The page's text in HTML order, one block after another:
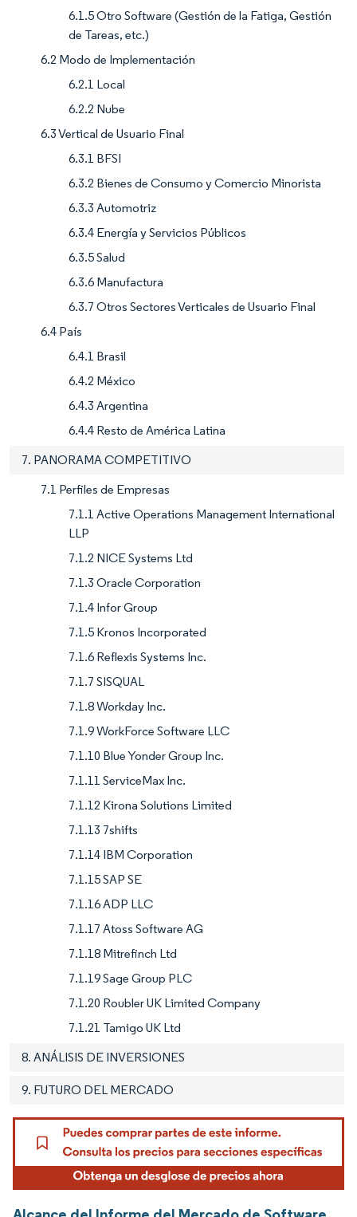
6.1.5 Otro Software (Gestión de la Fatiga, Gestión
de Tareas, etc.)
6.2 Modo de Implementación
6.2.1 Local
6.2.2 Nube
6.3 Vertical de Usuario Final
6.3.1 BFSI
6.3.2 Bienes de Consumo y Comercio Minorista
6.3.3 Automotriz
6.3.4 Energía y Servicios Públicos
6.3.5 Salud
6.3.6 Manufactura
6.3.7 Otros Sectores Verticales de Usuario Final
6.4 País
6.4.1 Brasil
6.4.2 México
6.4.3 Argentina
6.4.4 Resto de América Latina
7. PANORAMA COMPETITIVO
7.1 Perfiles de Empresas
7.1.1 Active Operations Management International
LLP
7.1.2 NICE Systems Ltd
7.1.3 Oracle Corporation
7.1.4 Infor Group
7.1.5 Kronos Incorporated
7.1.6 Reflexis Systems Inc.
7.1.7 SISQUAL
7.1.8 Workday Inc.
7.1.9 WorkForce Software LLC
7.1.10 Blue Yonder Group Inc.
7.1.11 ServiceMax Inc.
7.1.12 Kirona Solutions Limited
7.1.13 7shifts
7.1.14 IBM Corporation
7.1.15 SAP SE
7.1.16 ADP LLC
7.1.17 Atoss Software AG
7.1.18 Mitrefinch Ltd
7.1.19 Sage Group PLC
7.1.20 Roubler UK Limited Company
7.1.21 Tamigo UK Ltd
8. ANÁLISIS DE INVERSIONES
9. FUTURO DEL MERCADO